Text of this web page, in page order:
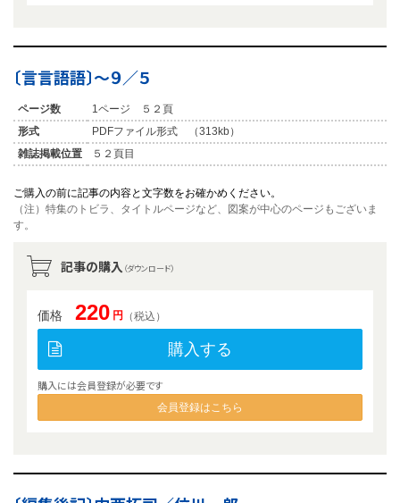
〔言言語語〕〜９／５
ページ数
1ページ ５２頁
形式
PDFファイル形式 （313kb）
雑誌掲載位置
５２頁目
ご購入の前に記事の内容と文字数をお確かめください。
（注）特集のトビラ、タイトルページなど、図案が中心のページもございま
す。
記事の購入 （ダウンロード）
価格 220 円 （税込）
購入する
購入には会員登録が必要です
会員登録はこちら